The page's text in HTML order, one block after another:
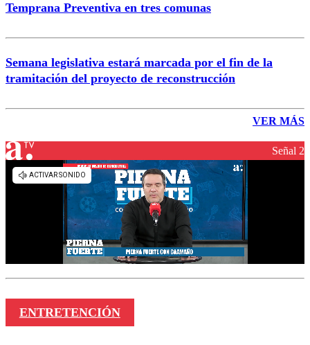
Temprana Preventiva en tres comunas
Semana legislativa estará marcada por el fin de la
tramitación del proyecto de reconstrucción
VER MÁS
Señal 2
ENTRETENCIÓN